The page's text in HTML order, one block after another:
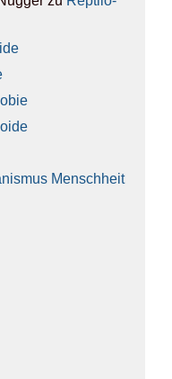
Mensch­heit